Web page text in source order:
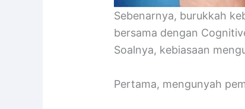
Sebenarnya, burukkah
bersama dengan
Soalnya, kebiasaan
Pertama, mengunyah